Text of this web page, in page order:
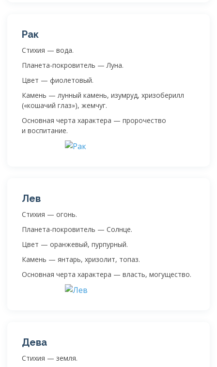
Рак
Стихия — вода.
Планета-покровитель — Луна.
Цвет — фиолетовый.
Камень — лунный камень, изумруд, хризоберилл
(«кошачий глаз»), жемчуг.
Основная черта характера — пророчество
и воспитание.
Лев
Стихия — огонь.
Планета-покровитель — Солнце.
Цвет — оранжевый, пурпурный.
Камень — янтарь, хризолит, топаз.
Основная черта характера — власть, могущество.
Дева
Стихия — земля.